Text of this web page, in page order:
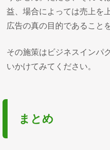
益、場合によっては売上を
広告の真の目的であること
その施策はビジネスインパ
いかけてみてください。
まとめ